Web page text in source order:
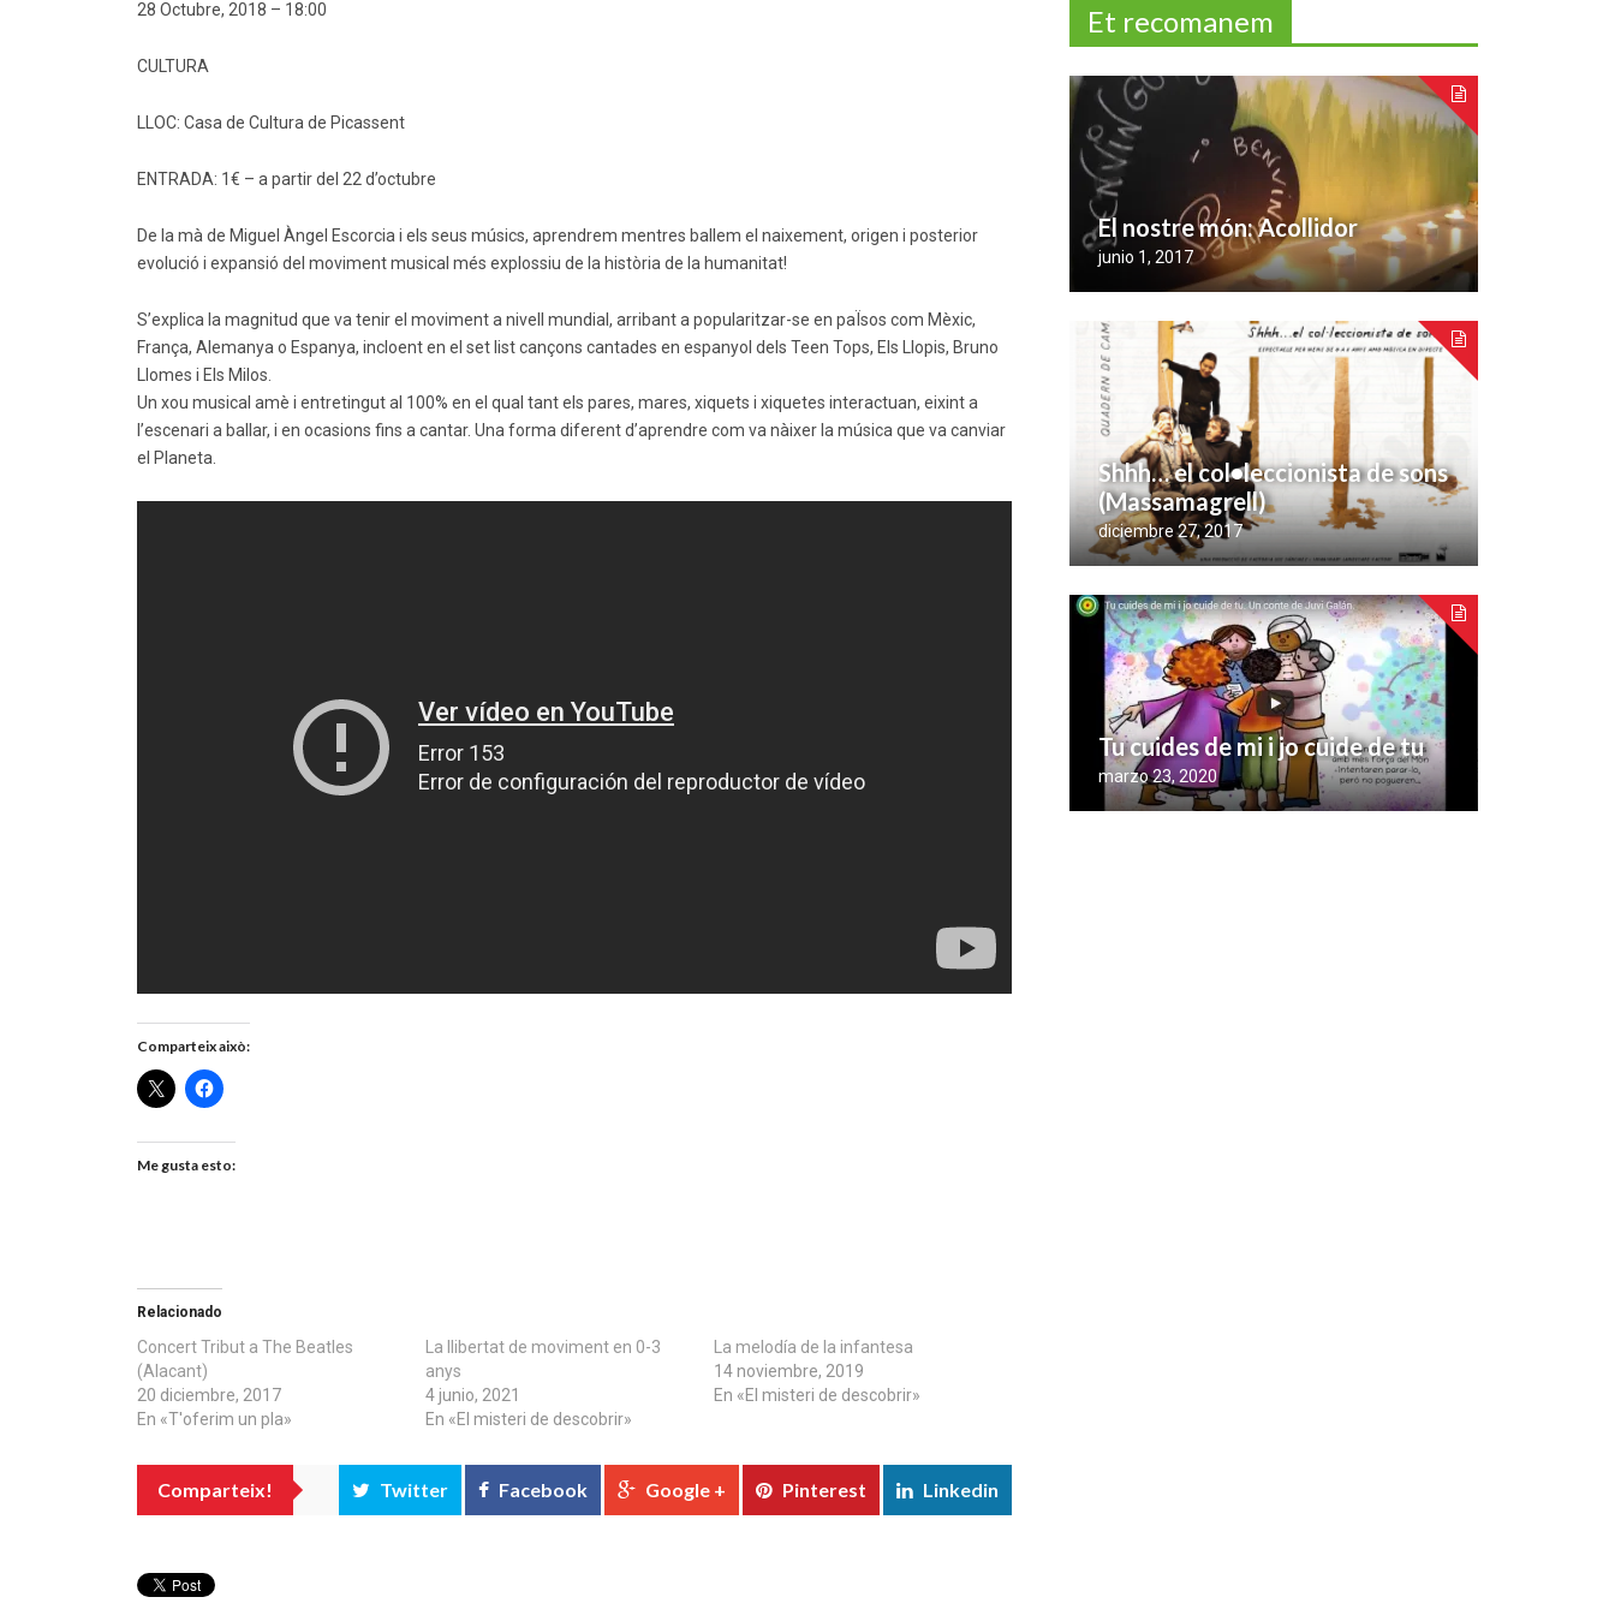
28 Octubre, 2018 – 18:00
CULTURA
LLOC: Casa de Cultura de Picassent
ENTRADA: 1€ – a partir del 22 d’octubre
De la mà de Miguel Àngel Escorcia i els seus músics, aprendrem mentres ballem el naixement, origen i posterior
evolució i expansió del moviment musical més explossiu de la història de la humanitat!
S’explica la magnitud que va tenir el moviment a nivell mundial, arribant a popularitzar-se en paÏsos com Mèxic,
França, Alemanya o Espanya, incloent en el set list cançons cantades en espanyol dels Teen Tops, Els Llopis, Bruno
Llomes i Els Milos.
Un xou musical amè i entretingut al 100% en el qual tant els pares, mares, xiquets i xiquetes interactuan, eixint a
l’escenari a ballar, i en ocasions fins a cantar. Una forma diferent d’aprendre com va nàixer la música que va canviar
el Planeta.
Comparteix això:
Me gusta esto:
Relacionado
Concert Tribut a The Beatles
(Alacant)
20 diciembre, 2017
En «T'oferim un pla»
La llibertat de moviment en 0-3
anys
4 junio, 2021
En «El misteri de descobrir»
La melodía de la infantesa
14 noviembre, 2019
En «El misteri de descobrir»
Comparteix! Twitter Facebook Google + Pinterest Linkedin
Et recomanem
El nostre món: Acollidor
junio 1, 2017
Shhh… el col•leccionista de sons
(Massamagrell)
diciembre 27, 2017
Tu cuides de mi i jo cuide de tu
marzo 23, 2020